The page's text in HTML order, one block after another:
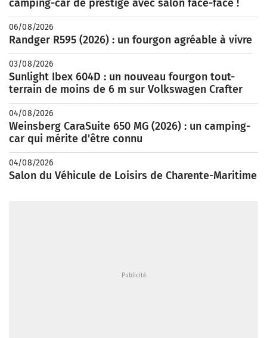
camping-car de prestige avec salon face-face !
06/08/2026
Randger R595 (2026) : un fourgon agréable à vivre
03/08/2026
Sunlight Ibex 604D : un nouveau fourgon tout-
terrain de moins de 6 m sur Volkswagen Crafter
04/08/2026
Weinsberg CaraSuite 650 MG (2026) : un camping-
car qui mérite d'être connu
04/08/2026
Salon du Véhicule de Loisirs de Charente-Maritime